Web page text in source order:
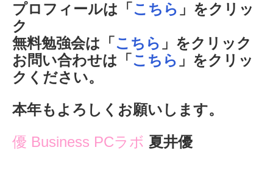
プロフィールは「 こちら 」をクリッ
ク
無料勉強会は「 こちら 」をクリック
お問い合わせは「 こちら 」をクリッ
クください。
本年もよろしくお願いします。
優 Business PCラボ 夏井優